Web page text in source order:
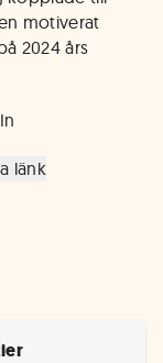
motiverat
2024 års
länk